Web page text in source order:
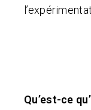
Qu’est-ce